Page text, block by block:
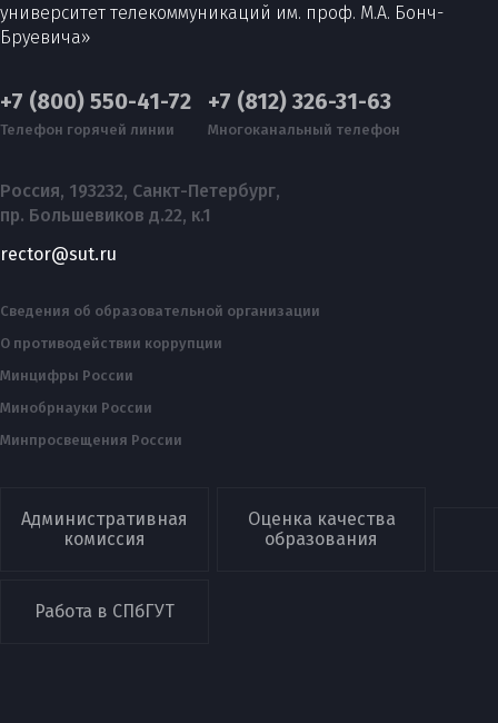
университет телекоммуникаций им. проф. М.А. Бонч-
Бруевича»
+7 (800) 550-41-72
Телефон горячей линии
+7 (812) 326-31-63
Многоканальный телефон
Россия, 193232, Санкт-Петербург,
пр. Большевиков д.22, к.1
rector@sut.ru
Сведения об образовательной организации
О противодействии коррупции
Минцифры России
Минобрнауки России
Минпросвещения России
Административная
комиссия
Оценка качества
образования
Работа в СПбГУТ